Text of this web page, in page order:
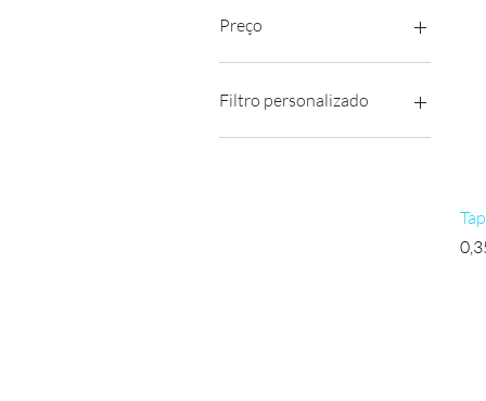
Preço
Filtro personalizado
Sacos de compras